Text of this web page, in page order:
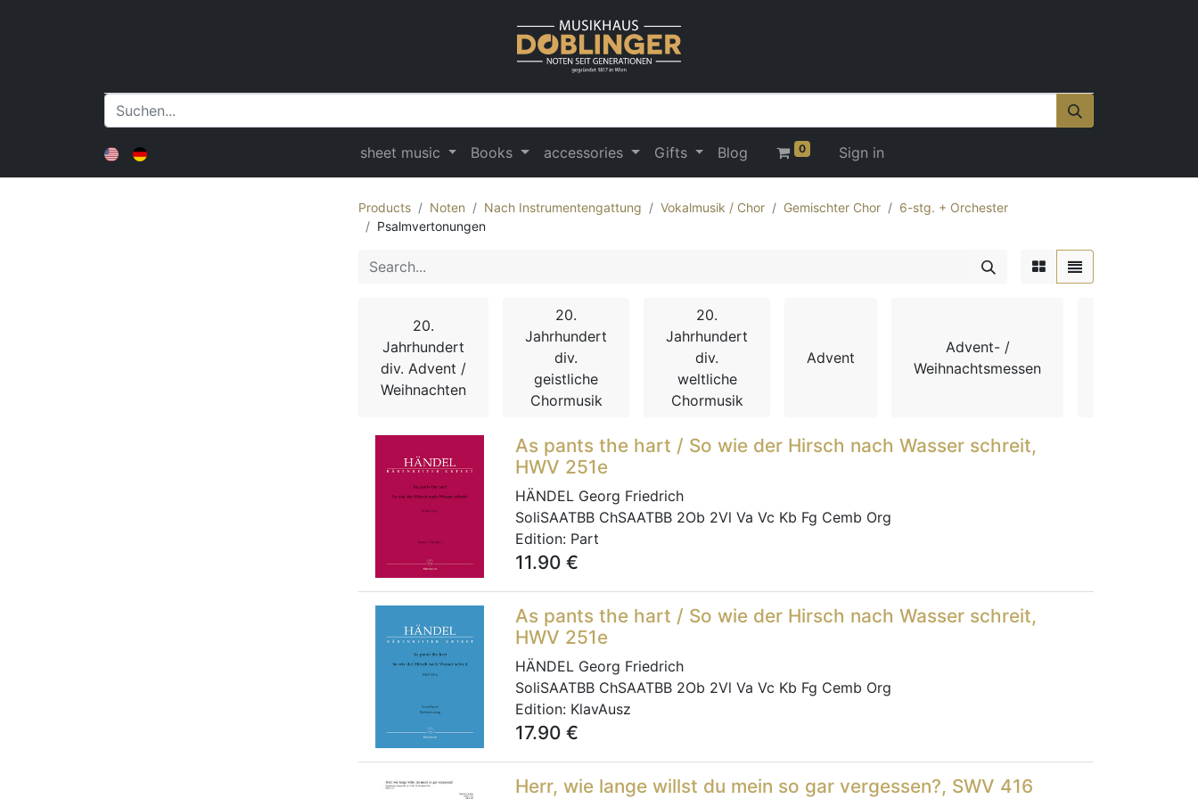
sheet music Books accessories Gifts Blog 0 Sign in
Products Noten Nach Instrumentengattung Vokalmusik / Chor Gemischter Chor
6-stg. + Orchester
Psalmvertonungen
20.
Jahrhundert
div. Advent /
Weihnachten
20.
Jahrhundert
div.
geistliche
Chormusik
20.
Jahrhundert
div.
weltliche
Chormusik
Advent
Advent- /
Weihnachtsmessen
As pants the hart / So wie der Hirsch nach Wasser schreit,
HWV 251e
HÄNDEL Georg Friedrich
SoliSAATBB ChSAATBB 2Ob 2Vl Va Vc Kb Fg Cemb Org
Edition: Part
11.90 €
As pants the hart / So wie der Hirsch nach Wasser schreit,
HWV 251e
HÄNDEL Georg Friedrich
SoliSAATBB ChSAATBB 2Ob 2Vl Va Vc Kb Fg Cemb Org
Edition: KlavAusz
17.90 €
Herr, wie lange willst du mein so gar vergessen?, SWV 416